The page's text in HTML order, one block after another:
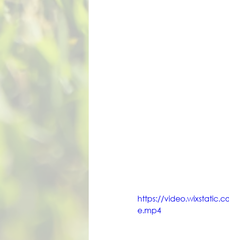
https://
e.mp4